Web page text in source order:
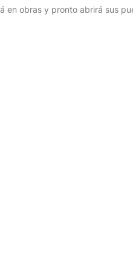
en obras y pronto abrirá sus